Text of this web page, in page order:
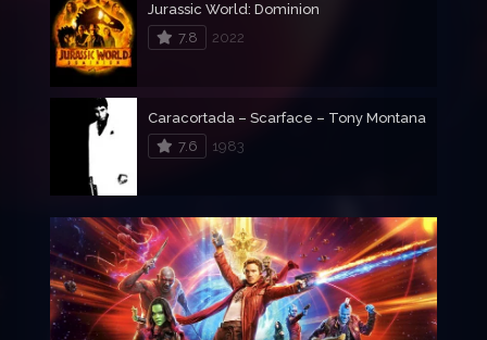
Jurassic World: Dominion
7.8
2022
Caracortada – Scarface – Tony Montana
7.6
1983